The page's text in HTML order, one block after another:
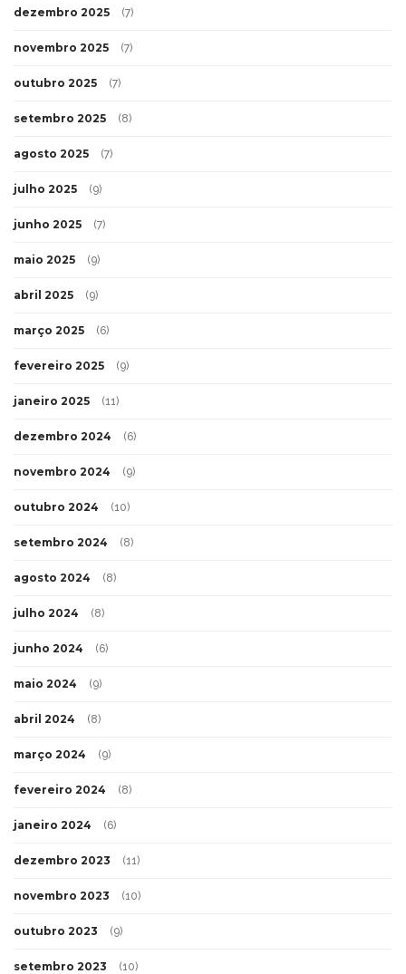
dezembro 2025 (7)
novembro 2025 (7)
outubro 2025 (7)
setembro 2025 (8)
agosto 2025 (7)
julho 2025 (9)
junho 2025 (7)
maio 2025 (9)
abril 2025 (9)
março 2025 (6)
fevereiro 2025 (9)
janeiro 2025 (11)
dezembro 2024 (6)
novembro 2024 (9)
outubro 2024 (10)
setembro 2024 (8)
agosto 2024 (8)
julho 2024 (8)
junho 2024 (6)
maio 2024 (9)
abril 2024 (8)
março 2024 (9)
fevereiro 2024 (8)
janeiro 2024 (6)
dezembro 2023 (11)
novembro 2023 (10)
outubro 2023 (9)
setembro 2023 (10)